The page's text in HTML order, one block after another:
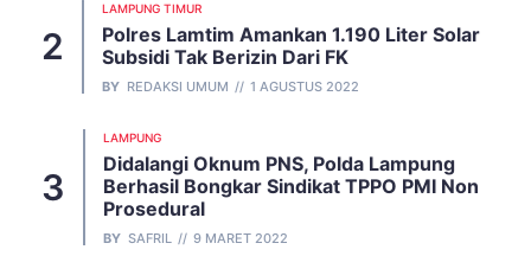
LAMPUNG TIMUR
Polres Lamtim Amankan 1.190 Liter Solar
Subsidi Tak Berizin Dari FK
BY REDAKSI UMUM 1 AGUSTUS 2022
LAMPUNG
Didalangi Oknum PNS, Polda Lampung
Berhasil Bongkar Sindikat TPPO PMI Non
Prosedural
BY SAFRIL 9 MARET 2022